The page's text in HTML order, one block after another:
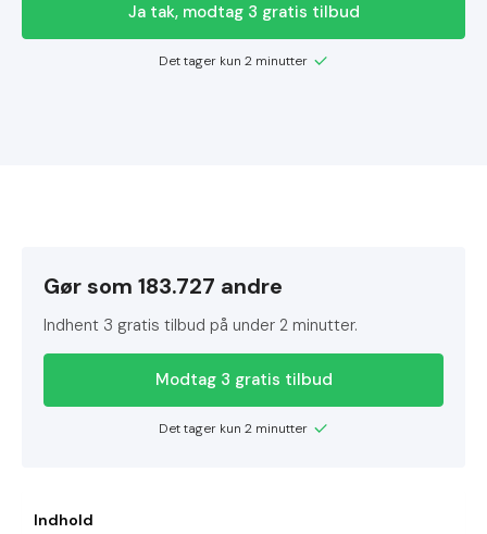
Ja tak, modtag 3 gratis tilbud
Det tager kun 2 minutter
Gør som 183.727 andre
Indhent 3 gratis tilbud på under 2 minutter.
Modtag 3 gratis tilbud
Det tager kun 2 minutter
Indhold